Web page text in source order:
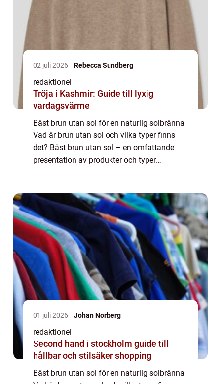
02 juli 2026 Rebecca Sundberg
redaktionel
Tröja i Kashmir: Guide till lyxig
vardagsvärme
Bäst brun utan sol för en naturlig solbränna
Vad är brun utan sol och vilka typer finns
det? Bäst brun utan sol – en omfattande
presentation av produkter och typer
ut...
01 juli 2026 Johan Norberg
redaktionel
Second hand i stockholm guide till
hållbar och stilsäker shopping
Bäst brun utan sol för en naturlig solbränna